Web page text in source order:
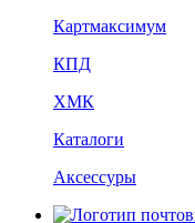
Картмаксимум
КПД
ХМК
Каталоги
Аксессуры